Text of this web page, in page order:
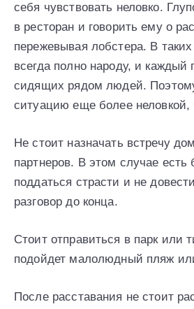
себя чувствовать неловко.
в ресторан и говорить ему о
пережевывая лобстера. В
всегда полно народу, и каждый
сидящих рядом людей.
ситуацию еще более неловкой,
Не стоит назначать встречу
партнеров. В этом случае
поддаться страсти и не
разговор до конца.
Стоит отправиться в парк или
подойдет малолюдный пляж
После расставания не стоит